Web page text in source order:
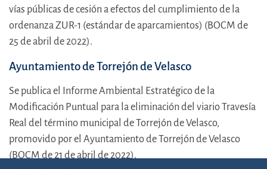
vías públicas de cesión a efectos del cumplimiento de la
ordenanza ZUR-1 (estándar de aparcamientos) (BOCM de
25 de abril de 2022).
Ayuntamiento de Torrejón de Velasco
Se publica el Informe Ambiental Estratégico de la
Modificación Puntual para la eliminación del viario Travesía
Real del término municipal de Torrejón de Velasco,
promovido por el Ayuntamiento de Torrejón de Velasco
(BOCM de 21 de abril de 2022).